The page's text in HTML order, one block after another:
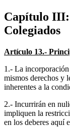
Capítulo III:
Colegiados
Artículo 13.-
1.- La
mismos derechos y
inherentes a la
2.- Incurrirán en
impliquen la
en los deberes aquí